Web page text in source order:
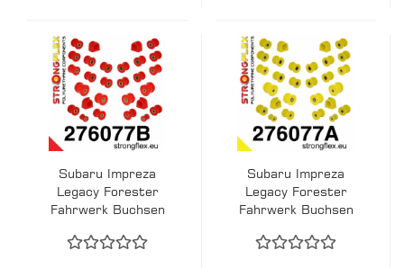
Subaru Impreza
Legacy Forester
Fahrwerk Buchsen
STRONGFLEX PU
Subaru Impreza
Legacy Forester
Fahrwerk Buchsen
STRONGFLEX PU